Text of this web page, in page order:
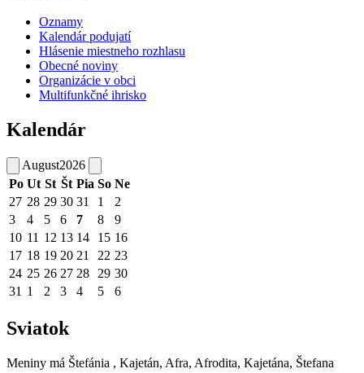
Oznamy
Kalendár podujatí
Hlásenie miestneho rozhlasu
Obecné noviny
Organizácie v obci
Multifunkčné ihrisko
Kalendár
August2026
Po Ut St Št Pia So Ne
27 28 29 30 31 1
2
3
4 5 6 7 8
9
10 11 12 13 14 15 16
17 18 19 20 21 22 23
24 25 26 27 28 29 30
31 1 2 3 4 5 6
Sviatok
Meniny má Štefánia , Kajetán, Afra, Afrodita, Kajetána, Štefana